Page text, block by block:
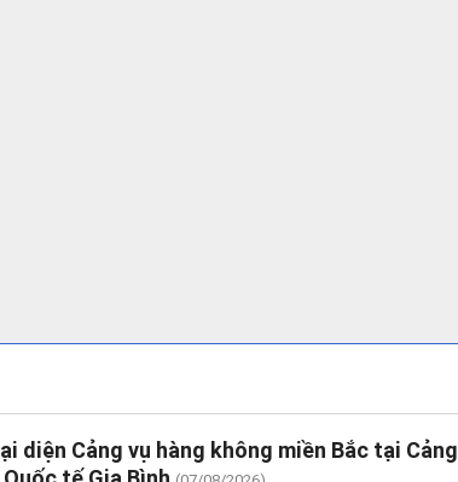
diện Cảng vụ hàng không miền Bắc tại Cảng